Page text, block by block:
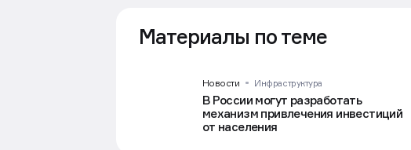
Материалы по теме
Новости Инфраструктура
В России могут разработать
механизм привлечения инвестиций
от населения